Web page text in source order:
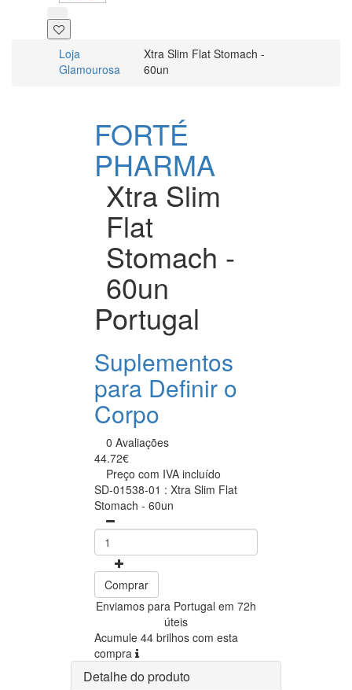
Loja
Glamourosa
Xtra Slim Flat Stomach -
60un
FORTÉ
PHARMA
Xtra Slim
Flat
Stomach -
60un
Portugal
Suplementos
para Definir o
Corpo
0 Avaliações
44.72€
Preço com IVA incluído
SD-01538-01 : Xtra Slim Flat
Stomach - 60un
Comprar
Enviamos para Portugal em 72h
úteis
Acumule 44 brilhos com esta
compra
Detalhe do produto